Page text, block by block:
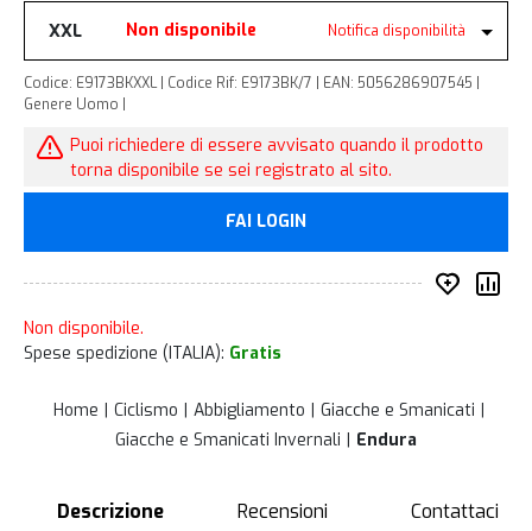
XXL Non disponibile Notifica disponibilità
Codice: E9173BKXXL | Codice Rif: E9173BK/7 | EAN: 5056286907545 |
Genere Uomo |
Puoi richiedere di essere avvisato quando il prodotto
torna disponibile se sei registrato al sito.
FAI LOGIN
Non disponibile.
Spese spedizione (ITALIA): Gratis
Home Ciclismo Abbigliamento
Giacche e Smanicati
Giacche e Smanicati Invernali
Endura
Descrizione Recensioni Contattaci